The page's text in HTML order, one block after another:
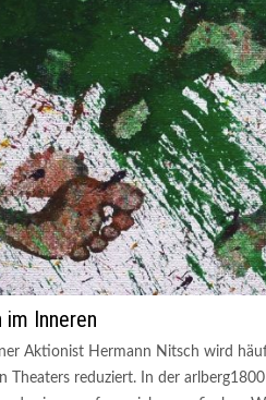
im Inneren
Aktionist Hermann Nitsch wird
Theaters reduziert. In der